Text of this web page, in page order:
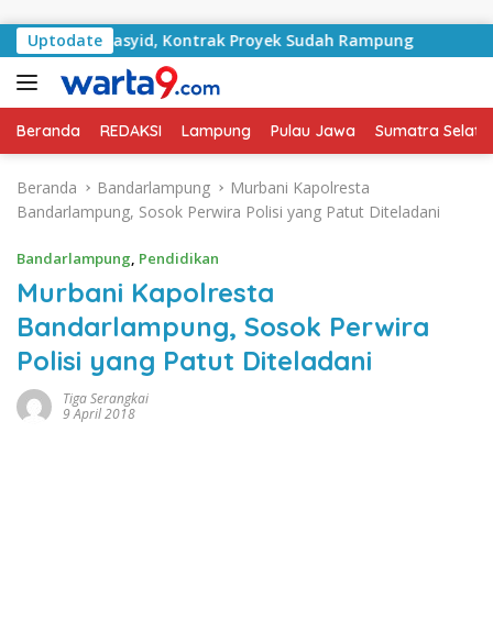
Uptodate
RA Basyid, Kontrak Proyek Sudah Rampung
Beranda REDAKSI Lampung Pulau Jawa Sumatra
Beranda Bandarlampung
Murbani Kapolresta
Bandarlampung, Sosok Perwira Polisi yang Patut Diteladani
Bandarlampung, Pendidikan
Murbani Kapolresta
Bandarlampung, Sosok Perwira
Polisi yang Patut Diteladani
Tiga Serangkai
9 April 2018